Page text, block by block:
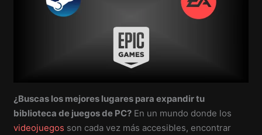
¿Buscas los mejores lugares para expandir tu
biblioteca de juegos de PC? En un mundo donde los
videojuegos son cada vez más accesibles, encontrar